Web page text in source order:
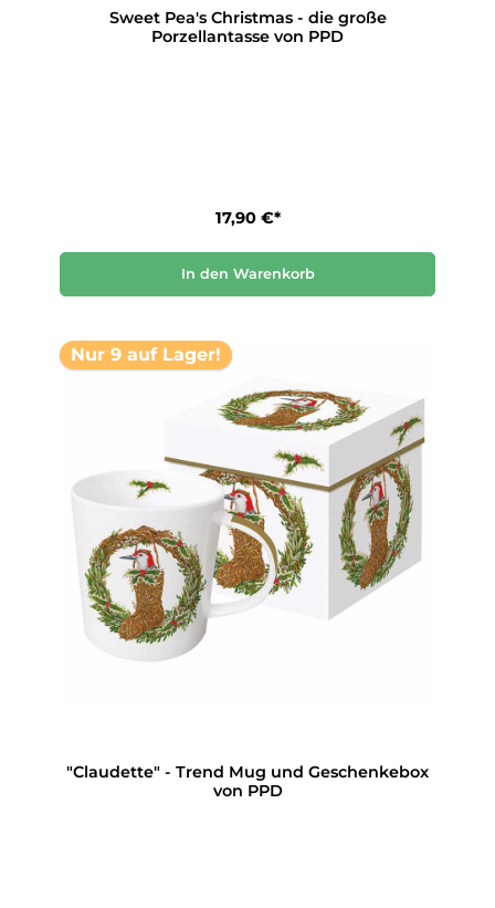
Sweet Pea's Christmas - die große
Porzellantasse von PPD
17,90 €*
In den Warenkorb
Nur 9 auf Lager!
"Claudette" - Trend Mug und Geschenkebox
von PPD